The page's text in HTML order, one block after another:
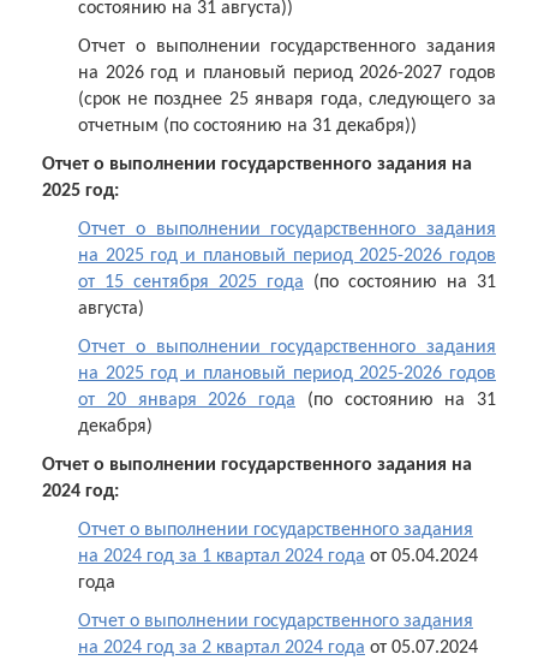
состоянию на 31 августа))
Отчет о выполнении государственного задания
на 2026 год и плановый период 2026-2027 годов
(срок не позднее 25 января года, следующего за
отчетным (по состоянию на 31 декабря))
Отчет о выполнении государственного задания на
2025 год:
Отчет о выполнении государственного задания
на 2025 год и плановый период 2025-2026 годов
от 15 сентября 2025 года (по состоянию на 31
августа)
Отчет о выполнении государственного задания
на 2025 год и плановый период 2025-2026 годов
от 20 января 2026 года (по состоянию на 31
декабря)
Отчет о выполнении государственного задания на
2024 год:
Отчет о выполнении государственного задания
на 2024 год за 1 квартал 2024 года от 05.04.2024
года
Отчет о выполнении государственного задания
на 2024 год за 2 квартал 2024 года от 05.07.2024